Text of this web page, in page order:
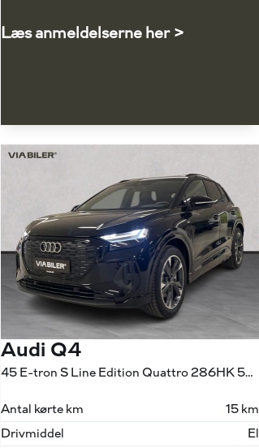
Læs anmeldelserne her >
Audi Q4
45 E-tron S Line Edition Quattro 286HK 5d Aut.
Antal kørte km
15 km
Drivmiddel
El